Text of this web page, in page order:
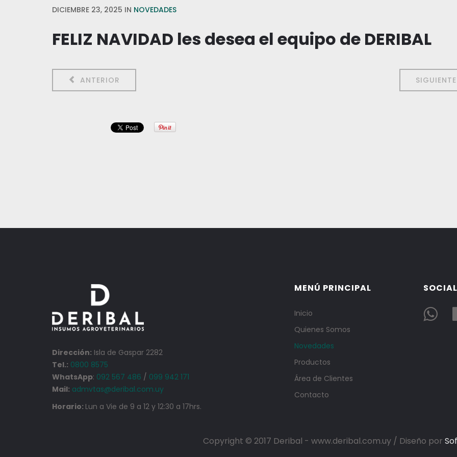
DICIEMBRE 23, 2025 IN NOVEDADES
FELIZ NAVIDAD les desea el equipo de DERIBAL
ANTERIOR
Dirección: Isla de Gaspar 2282
Tel.: 0800 8575
WhatsApp: 092 567 486 / 099 942 171
Mail: admvtas@deribal.com.uy
Horario: Lun a Vie de 9 a 12 y 12:30 a 17hrs.
MENÚ PRINCIPAL
Inicio
Quienes Somos
Novedades
Productos
Área de Clientes
Contacto
Copyright © 2017 Deribal - www.deribal.com.uy / Diseño por